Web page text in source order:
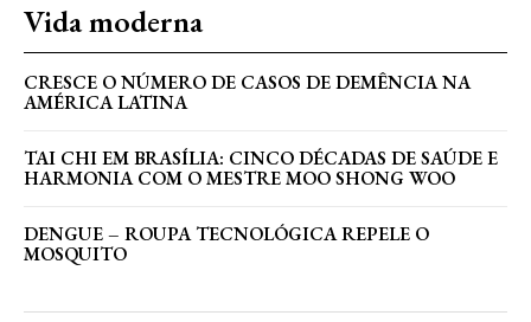
Vida moderna
CRESCE O NÚMERO DE CASOS DE DEMÊNCIA NA
AMÉRICA LATINA
TAI CHI EM BRASÍLIA: CINCO DÉCADAS DE SAÚDE E
HARMONIA COM O MESTRE MOO SHONG WOO
DENGUE – ROUPA TECNOLÓGICA REPELE O
MOSQUITO